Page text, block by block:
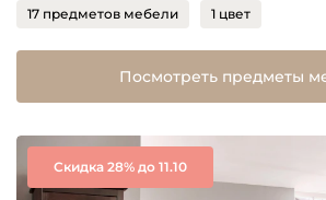
17 предметов мебели 1 цвет
Посмотреть предметы
Скидка 28% до 11.10